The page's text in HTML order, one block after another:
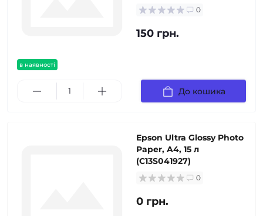
в наявності
0
150 грн.
До кошика
Epson Ultra Glossy Photo
Paper, A4, 15 л
(C13S041927)
0
0 грн.